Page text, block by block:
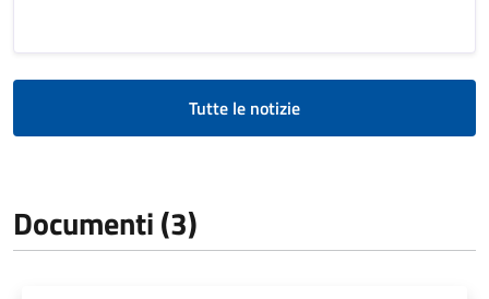
Tutte le notizie
Documenti (3)